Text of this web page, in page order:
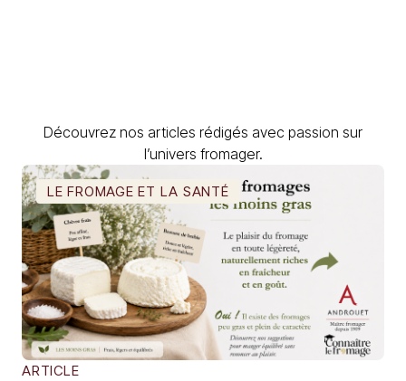
Découvrez nos articles rédigés avec passion sur
l’univers fromager.
LE FROMAGE ET LA SANTÉ
ARTICLE